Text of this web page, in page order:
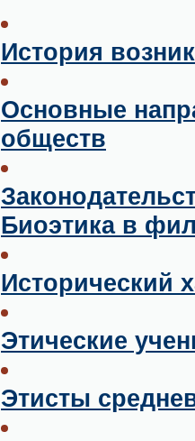
История
Основные
обществ
Биоэтика в
Исторический
Этические
Этисты